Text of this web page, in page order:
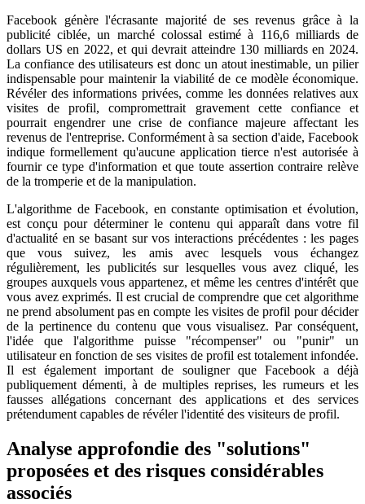
Facebook génère l'écrasante majorité de ses revenus grâce à la
publicité ciblée, un marché colossal estimé à 116,6 milliards de
dollars US en 2022, et qui devrait atteindre 130 milliards en 2024.
La confiance des utilisateurs est donc un atout inestimable, un pilier
indispensable pour maintenir la viabilité de ce modèle économique.
Révéler des informations privées, comme les données relatives aux
visites de profil, compromettrait gravement cette confiance et
pourrait engendrer une crise de confiance majeure affectant les
revenus de l'entreprise. Conformément à sa section d'aide, Facebook
indique formellement qu'aucune application tierce n'est autorisée à
fournir ce type d'information et que toute assertion contraire relève
de la tromperie et de la manipulation.
L'algorithme de Facebook, en constante optimisation et évolution,
est conçu pour déterminer le contenu qui apparaît dans votre fil
d'actualité en se basant sur vos interactions précédentes : les pages
que vous suivez, les amis avec lesquels vous échangez
régulièrement, les publicités sur lesquelles vous avez cliqué, les
groupes auxquels vous appartenez, et même les centres d'intérêt que
vous avez exprimés. Il est crucial de comprendre que cet algorithme
ne prend absolument pas en compte les visites de profil pour décider
de la pertinence du contenu que vous visualisez. Par conséquent,
l'idée que l'algorithme puisse "récompenser" ou "punir" un
utilisateur en fonction de ses visites de profil est totalement infondée.
Il est également important de souligner que Facebook a déjà
publiquement démenti, à de multiples reprises, les rumeurs et les
fausses allégations concernant des applications et des services
prétendument capables de révéler l'identité des visiteurs de profil.
Analyse approfondie des "solutions"
proposées et des risques considérables
associés